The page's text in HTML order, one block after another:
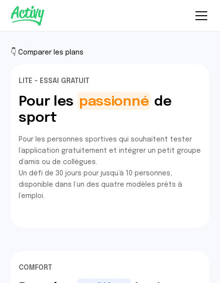
👇 Comparer les plans
LITE - ESSAI GRATUIT
Pour les passionné de
sport
Pour les personnes sportives qui souhaitent tester
l’application gratuitement et intégrer un petit groupe
d’amis ou de collègues.
Un défi de 30 jours pour jusqu’à 10 personnes,
disponible dans l’un des quatre modèles prêts à
l’emploi.
COMFORT